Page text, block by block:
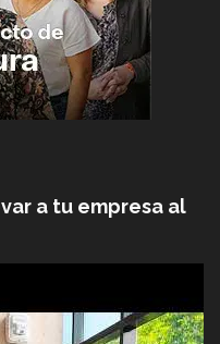
a tu empresa al